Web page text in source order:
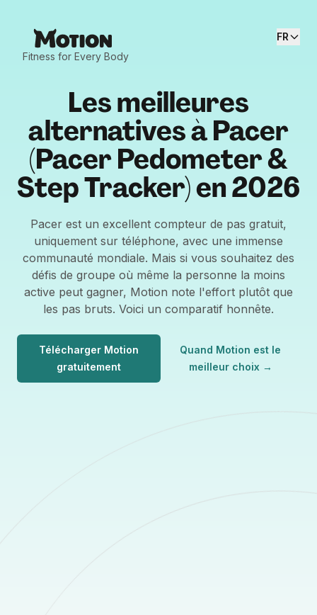
Fitness for Every Body
FR
Les meilleures
alternatives à Pacer
(Pacer Pedometer &
Step Tracker) en 2026
Pacer est un excellent compteur de pas gratuit,
uniquement sur téléphone, avec une immense
communauté mondiale. Mais si vous souhaitez des
défis de groupe où même la personne la moins
active peut gagner, Motion note l'effort plutôt que
les pas bruts. Voici un comparatif honnête.
Télécharger Motion
gratuitement
Quand Motion est le
meilleur choix →